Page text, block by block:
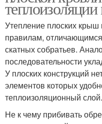
Утепление плоских
правилам,
скатных собратьев.
последовательности
У плоских конструкций
элементов которых
теплоизоляционный слой.
Не к чему прибивать